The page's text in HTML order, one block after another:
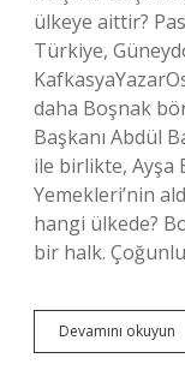
ülkeye aittir?
Türkiye,
daha Boşnak
Başkanı Abdül
ile birlikte, Ayşa
Yemekleri’nin
hangi ülkede?
bir halk.
Devamını okuyun